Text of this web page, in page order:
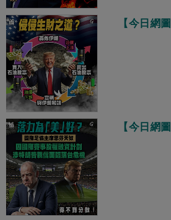
【今日網
【今日網